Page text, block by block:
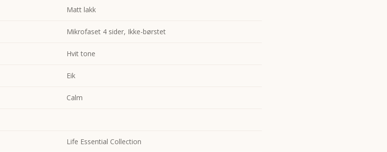
Matt lakk
Mikrofaset 4 sider, Ikke-børstet
Hvit tone
Eik
Calm
Life Essential Collection